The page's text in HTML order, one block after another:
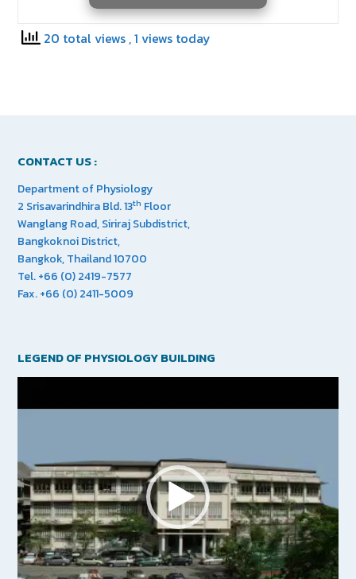
20 total views , 1 views today
CONTACT US :
Department of Physiology
2 Srisavarindhira Bld. 13th Floor
Wanglang Road, Siriraj Subdistrict,
Bangkoknoi District,
Bangkok, Thailand 10700
Tel. +66 (0) 2419-7577
Fax. +66 (0) 2411-5009
LEGEND OF PHYSIOLOGY BUILDING